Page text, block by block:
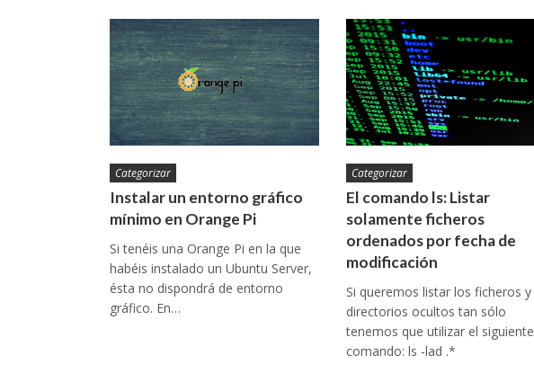
Categorizar
Instalar un entorno gráfico
mínimo en Orange Pi
Si tenéis una Orange Pi en la que
habéis instalado un Ubuntu Server,
ésta no dispondrá de entorno
gráfico. En…
Categorizar
El comando ls: Listar
solamente ficheros
ordenados por fecha de
modificación
Si queremos listar los ficheros y
directorios ocultos tan sólo
tenemos que utilizar el siguiente
comando: ls -lad .*